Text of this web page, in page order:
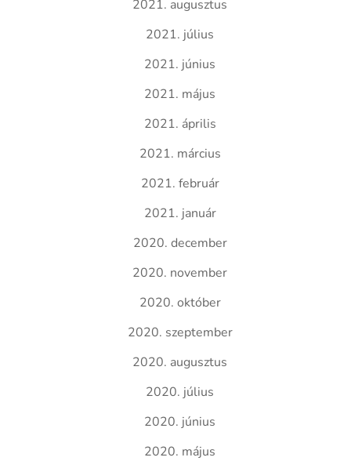
2021. augusztus
2021. július
2021. június
2021. május
2021. április
2021. március
2021. február
2021. január
2020. december
2020. november
2020. október
2020. szeptember
2020. augusztus
2020. július
2020. június
2020. május